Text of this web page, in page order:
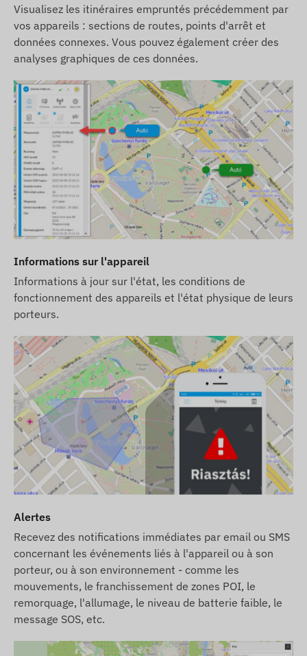
Visualisez les itinéraires empruntés précédemment par
vos appareils : sections de routes, points d'arrêt et
données connexes. Vous pouvez également créer des
analyses graphiques de ces données.
Informations sur l'appareil
Informations à jour sur l'état, les conditions de
fonctionnement des appareils et l'état physique de leurs
porteurs.
Alertes
Recevez des notifications immédiates par email ou SMS
concernant les événements liés à l'appareil ou à son
porteur, ou à son environnement - comme les
mouvements, le franchissement de zones POI, le
remorquage, l'allumage, le niveau de batterie faible, le
message SOS, etc.